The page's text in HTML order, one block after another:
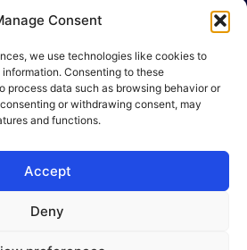
Consent
we use technologies like cookies to
Consenting to these
process data such as browsing behavior or
or withdrawing consent, may
and functions.
Accept
Deny
Over
voorwaarden
beleid
Ik wil adverteren
Risk & Business